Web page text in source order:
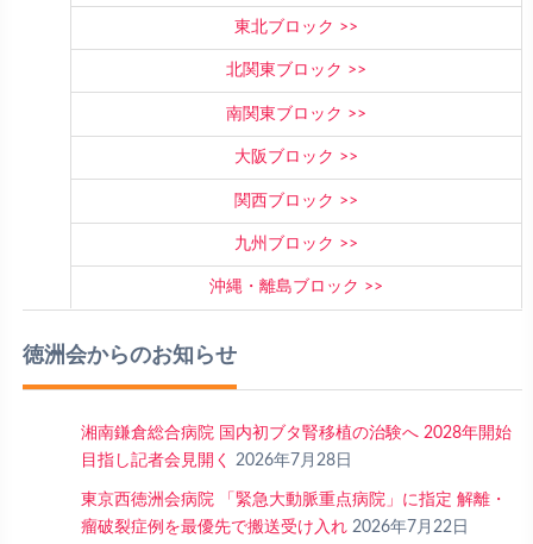
東北ブロック
北関東ブロック
南関東ブロック
大阪ブロック
関西ブロック
九州ブロック
沖縄・離島ブロック
徳洲会からのお知らせ
湘南鎌倉総合病院 国内初ブタ腎移植の治験へ 2028年開始
目指し記者会見開く
2026年7月28日
東京西徳洲会病院 「緊急大動脈重点病院」に指定 解離・
瘤破裂症例を最優先で搬送受け入れ 2026年7月22日